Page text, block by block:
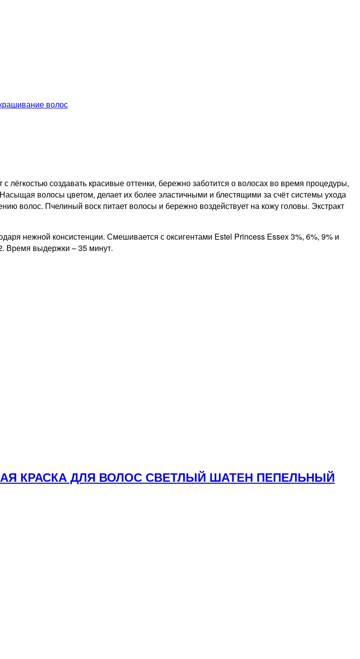
волос
создавать красивые оттенки, бережно заботится о волосах во время процедуры,
волосы цветом, делает их более эластичными и блестящими за счёт системы ухода
волос. Пчелиный воск питает волосы и бережно воздействует на кожу головы. Экстракт
нежной консистенции. Смешивается с оксигентами Estel Princess Essex 3%, 6%, 9% и
Время выдержки – 35 минут.
КРАСКА ДЛЯ ВОЛОС СВЕТЛЫЙ ШАТЕН ПЕПЕЛЬНЫЙ